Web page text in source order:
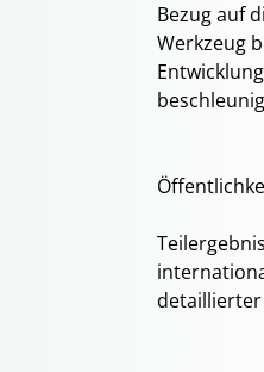
Bezug auf
Werkzeug
detaillierter